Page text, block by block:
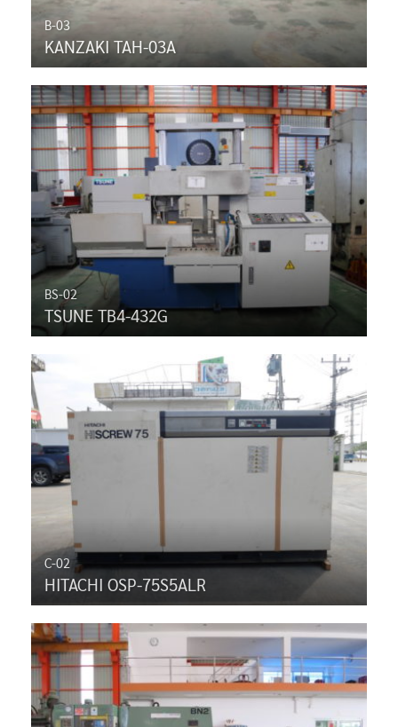
B-03
KANZAKI TAH-03A
BS-02
TSUNE TB4-432G
C-02
HITACHI OSP-75S5ALR